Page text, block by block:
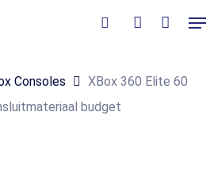
Consoles
XBox 360 Elite 60
budget